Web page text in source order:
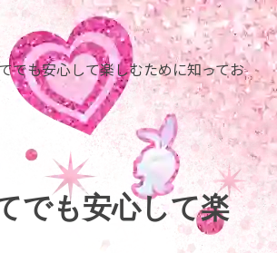
でも安心して楽しむために知ってお
でも安心して楽